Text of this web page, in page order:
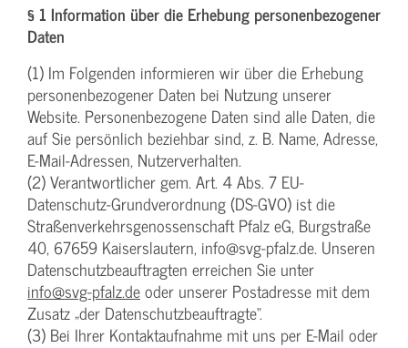
§ 1 Information über die Erhebung personenbezogener
Daten
(1) Im Folgenden informieren wir über die Erhebung
personenbezogener Daten bei Nutzung unserer
Website. Personenbezogene Daten sind alle Daten, die
auf Sie persönlich beziehbar sind, z. B. Name, Adresse,
E-Mail-Adressen, Nutzerverhalten.
(2) Verantwortlicher gem. Art. 4 Abs. 7 EU-
Datenschutz-Grundverordnung (DS-GVO) ist die
Straßenverkehrsgenossenschaft Pfalz eG, Burgstraße
40, 67659 Kaiserslautern, info@svg-pfalz.de. Unseren
Datenschutzbeauftragten erreichen Sie unter
info@svg-pfalz.deoder unserer Postadresse mit dem
Zusatz „der Datenschutzbeauftragte“.
(3) Bei Ihrer Kontaktaufnahme mit uns per E-Mail oder